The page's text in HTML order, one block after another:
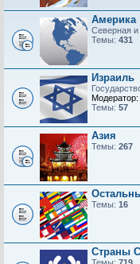
Америка
Северная
Темы: 431
Израиль
Модератор:
Темы: 57
Азия
Темы: 267
Темы: 16
Страны